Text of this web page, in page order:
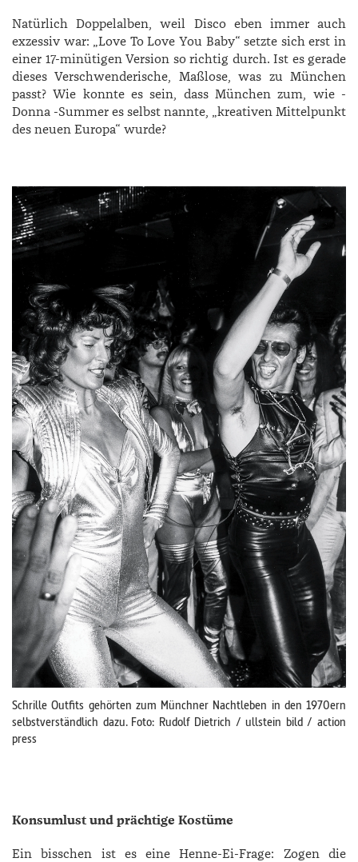
Natürlich Doppelalben, weil Disco eben immer auch
exzessiv war: „Love To Love You Baby“ setzte sich erst in
einer 17-minütigen Version so richtig durch. Ist es gerade
dieses Verschwenderische, Maßlose, was zu München
passt? Wie konnte es sein, dass München zum, wie -
Donna -Summer es selbst nannte, „kreativen Mittelpunkt
des neuen Europa“ wurde?
Schrille Outfits gehörten zum Münchner Nachtleben in den 1970ern
selbstverständlich dazu. Foto: Rudolf Dietrich / ullstein bild / action
press
Konsumlust und prächtige Kostüme
Ein bisschen ist es eine Henne-Ei-Frage: Zogen die